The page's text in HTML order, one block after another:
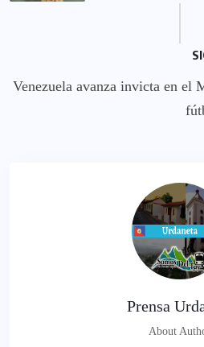
Venezuela avanza invicta en el
Prensa
About